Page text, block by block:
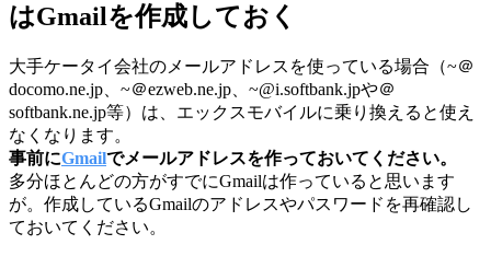
はGmailを作成しておく
大手ケータイ会社のメールアドレスを使っている場合（~＠
docomo.ne.jp、~＠ezweb.ne.jp、~@i.softbank.jpや＠
softbank.ne.jp等）は、エックスモバイルに乗り換えると使え
なくなります。
事前にGmailでメールアドレスを作っておいてください。
多分ほとんどの方がすでにGmailは作っていると思います
が。作成しているGmailのアドレスやパスワードを再確認し
ておいてください。